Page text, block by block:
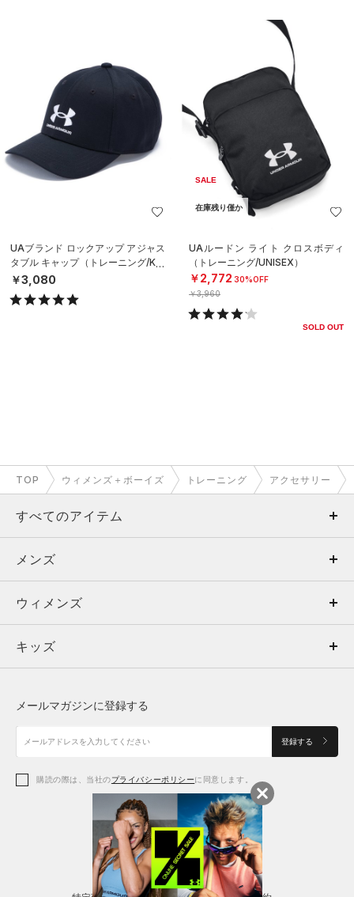
UAブランド ロックアップ アジャス
タブル キャップ（トレーニング/KID
S）
￥3,080
SALE
在庫残り僅か
UAルードン ライト クロスボディ
（トレーニング/UNISEX）
￥2,772 30%OFF
￥3,960
SOLD OUT
TOP ウィメンズ＋ボーイズ トレーニング アクセサリー
すべてのアイテム
メンズ
ウィメンズ
キッズ
アクセサリー
メンズ
トップス
ボトムス
アクセサリー
ウィメンズ
トップス
シューズ
アクセサリー
レギンス＆タイツ
キッズ
シューズ
メールマガジンに登録する
登録する
購読の際は、当社のプライバシーポリシーに同意します。